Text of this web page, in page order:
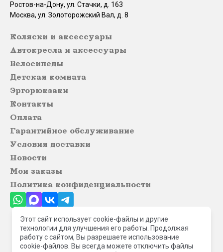
Ростов-на-Дону, ул. Стачки, д. 163
Москва, ул. Золоторожский Вал, д. 8
Коляски и аксессуары
Автокресла и аксессуары
Велосипеды
Детская комната
Эргорюкзаки
Контакты
Оплата
Гарантийное обслуживание
Условия доставки
Новости
Мои заказы
Политика конфиденциальности
© 2023 - 2026 Много колясок
Мегагрупп.ру
Этот сайт использует cookie-файлы и другие
технологии для улучшения его работы. Продолжая
работу с сайтом, Вы разрешаете использование
cookie-файлов. Вы всегда можете отключить файлы